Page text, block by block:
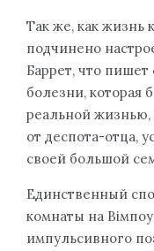
Так же, как жизнь
подчинено
Баррет, что пишет
болезни, которая
реальной жизнью,
от деспота-отца,
своей большой
Единственный
комнаты на
импульсивного